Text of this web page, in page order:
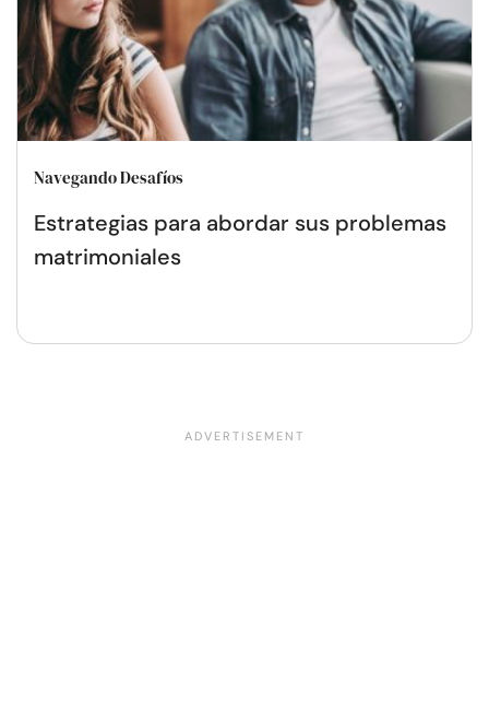
Navegando Desafíos
Estrategias para abordar sus problemas
matrimoniales